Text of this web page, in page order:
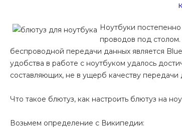
Ноутбуки
проводов под
беспроводной передачи данных является
удобства в работе с ноутбуком удалось
составляющих, не в ущерб качеству передачи
Что такое блютуз, как настроить блютуз на
Возьмем определение с Википедии: